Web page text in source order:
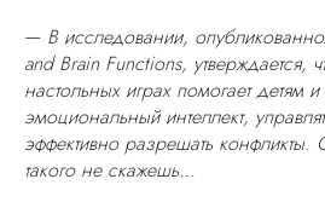
— В исследовании,
and Brain Functions, утверждается,
настольных играх помогает детям
эмоциональный интеллект,
эффективно разрешать
такого не скажешь…